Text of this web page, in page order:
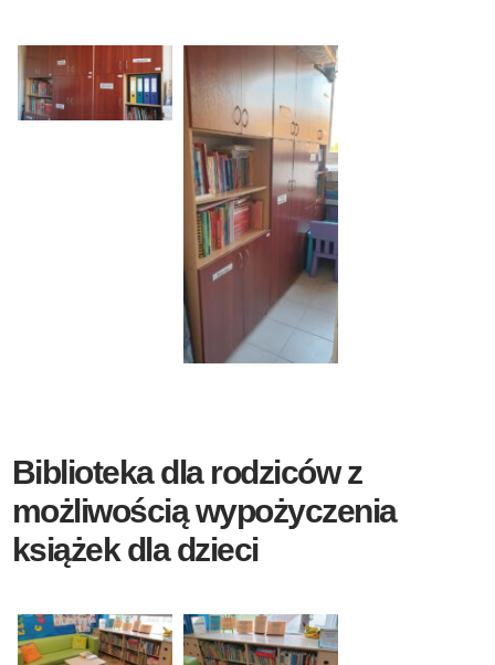
Biblioteka dla rodziców z
możliwością wypożyczenia
książek dla dzieci